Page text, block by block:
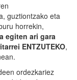
guztiontzako eta
horrekin,
egiten ari gara
ENTZUTEKO,
ordezkariez